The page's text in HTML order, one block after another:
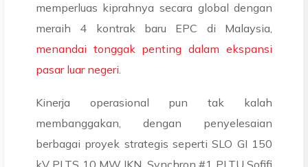
memperluas kiprahnya secara global dengan
meraih 4 kontrak baru EPC di Malaysia,
menandai tonggak penting dalam ekspansi
pasar luar negeri.
Kinerja operasional pun tak kalah
membanggakan, dengan penyelesaian
berbagai proyek strategis seperti SLO GI 150